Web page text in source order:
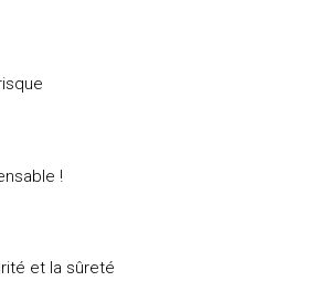
!
et la sûreté